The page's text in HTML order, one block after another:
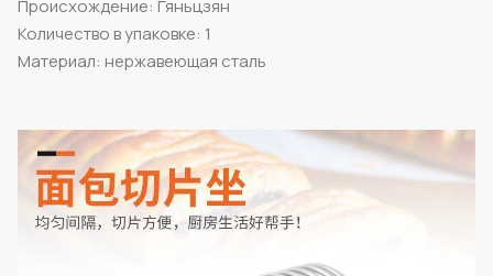
Происхождение: Гяньцзян
Количество в упаковке: 1
Материал: нержавеющая сталь